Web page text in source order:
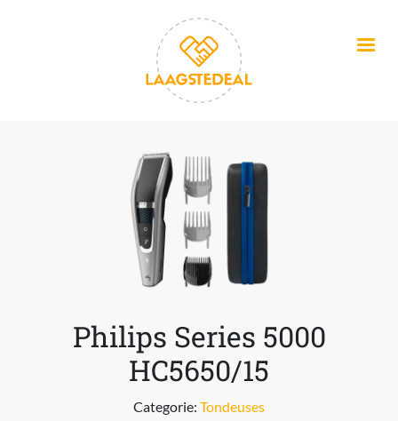
Philips Series 5000
HC5650/15
Categorie: Tondeuses